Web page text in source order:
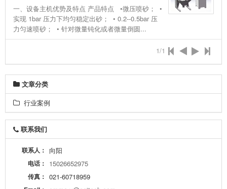
一、设备主机优势及特点 产品特点 •微压喷砂； •
实现 1bar 压力下均匀稳定出砂； • 0.2--0.5bar 压
力匀速喷砂； • 针对微量钝化或者微量倒圆...
1/1
文章分类
行业案例
联系我们
联系人： 向阳
电话： 15026652975
传真： 021-60718959